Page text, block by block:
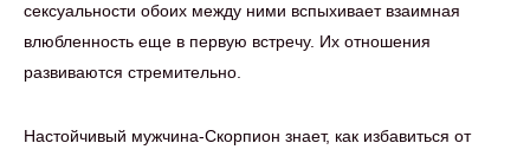
сексуальности обоих между ними вспыхивает взаимная
влюбленность еще в первую встречу. Их отношения
развиваются стремительно.
Настойчивый мужчина-Скорпион знает, как избавиться от